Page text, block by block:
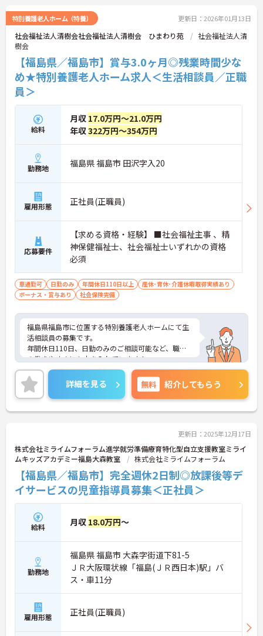
さらに詳細をお話ししますのでお気軽にご相談くだ
さい！
特別養護老人ホーム（特養） 更新日：2026年01月13日
社会福祉法人清樹会社会福祉法人清樹会 ひまわり苑
社会福祉法人清
樹会
【福島県／福島市】賞与3.0ヶ月◎残業時間少な
め★特別養護老人ホーム求人＜生活相談員／正職
員＞
給料
月収 17.0万円～21.0万円
年収322万円～354万円
勤務地 福島県 福島市 田沢字入20
雇用形態 正社員(正職員)
応募要件
【求める資格・経験】 ■社会福祉主事 、精
神保健福祉士、社会福祉士いずれかの資格
必須
車通勤可 日勤のみ 年間休日110日以上
産休･育休･介護休暇取得実績あり
ボーナス・賞与あり
社会保険完備
福島県福島市に位置する特別養護老人ホームにて生
活相談員の募集です。
年間休日110日、日勤のみのご相談可能など、職員
の働きやすさにも力を入れています！
ご興味ある方には、面接対策ポイントなど、さらに
詳細をお話しいたしますのでお気軽にご相談くださ
い。
詳細を見る 無料 紹介してもらう
更新日：2025年12月17日
株式会社ミライムフォーラム進学就労準備療育特化型自立支援教室ミライ
ムキッズアカデミー福島大森教室
株式会社ミライムフォーラム
【福島県／福島市】完全週休2日制◎放課後等デ
イサービスの児童指導員募集＜正社員＞
給料 月収 18.0万円～
勤務地
福島県 福島市 大森字街道下81-5
ＪＲ大阪環状線「福島(ＪＲ西日本)駅」バ
ス・車11分
雇用形態 正社員(正職員)